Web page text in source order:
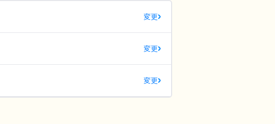
変更
変更
変更